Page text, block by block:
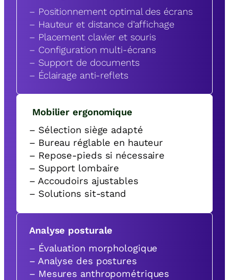
– Positionnement optimal des écrans
– Hauteur et distance d’affichage
– Placement clavier et souris
– Configuration multi-écrans
– Support de documents
– Éclairage anti-reflets
Mobilier ergonomique
– Sélection siège adapté
– Bureau réglable en hauteur
– Repose-pieds si nécessaire
– Support lombaire
– Accoudoirs ajustables
– Solutions sit-stand
Analyse posturale
– Évaluation morphologique
– Analyse des postures
– Mesures anthropométriques